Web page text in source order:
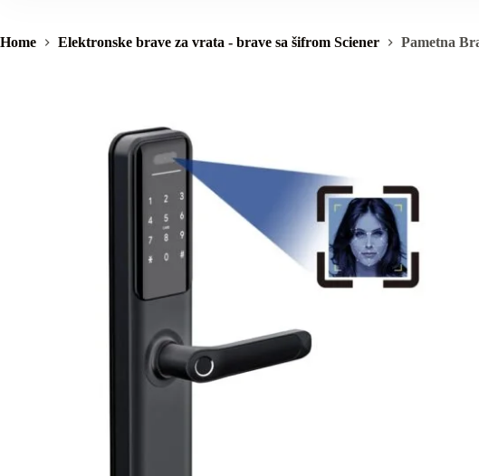
Home Elektronske brave za vrata - brave sa šifrom Sciener Pametna